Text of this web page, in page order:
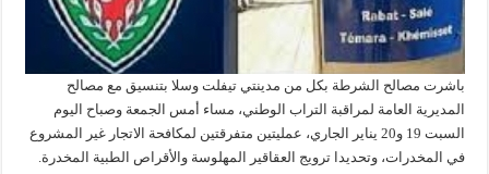
باشرت مصالح الشرطة بكل من مدينتي تيفلت وسلا بتنسيق مع مصالح
المديرية العامة لمراقبة التراب الوطني، مساء أمس الجمعة وصباح اليوم
السبت 19 و20 يناير الجاري، عمليتين متفرقتين لمكافحة الاتجار غير المشروع
في المخدرات، وتحديدا ترويج العقاقير المهلوسة والأقراص الطبية المخدرة.